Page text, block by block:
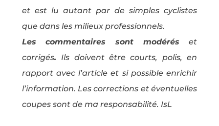
et est lu autant par de simples cyclistes
que dans les milieux professionnels.
Les commentaires sont modéréset
corrigés. Ils doivent être courts, polis, en
rapport avec l’article et si possible enrichir
l’information. Les corrections et éventuelles
coupes sont de ma responsabilité. IsL